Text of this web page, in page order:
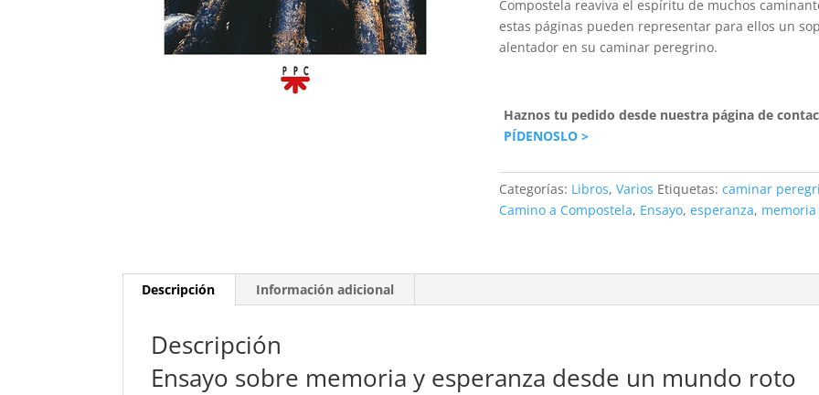
Compostela reaviva el espíritu de muchos
estas páginas pueden representar para ellos un
alentador en su caminar peregrino.
Haznos tu pedido desde nuestra página de
PÍDENOSLO >
Categorías: Libros,Varios Etiquetas:caminar
Camino a Compostela, Ensayo,esperanza, memoria
Descripción Información adicional
Descripción
Ensayo sobre memoria y esperanza desde un mundo roto